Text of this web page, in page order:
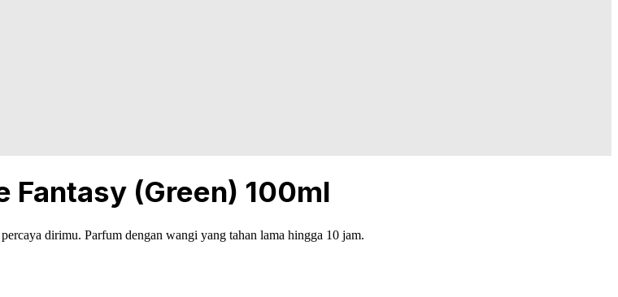
Fantasy (Green) 100ml
dirimu. Parfum dengan wangi yang tahan lama hingga 10 jam.